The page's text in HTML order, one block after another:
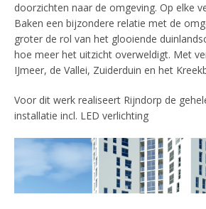
doorzichten naar de omgeving. Op elke
Baken een bijzondere relatie met de
groter de rol van het glooiende
hoe meer het uitzicht overweldigt. Met
IJmeer, de Vallei, Zuiderduin en het
Voor dit werk realiseert Rijndorp de
installatie incl. LED verlichting